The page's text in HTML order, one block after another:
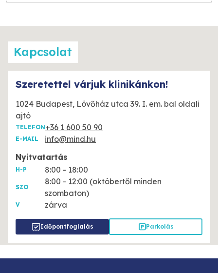
Kapcsolat
Szeretettel várjuk klinikánkon!
1024 Budapest, Lövőház utca 39. I. em. bal oldali
ajtó
TELEFON+36 1 600 50 90
E-MAIL
info@mind.hu
Nyitvatartás
H-P 8:00 - 18:00
SZO
8:00 - 12:00 (októbertől minden
szombaton)
V zárva
Időpontfoglalás Parkolás